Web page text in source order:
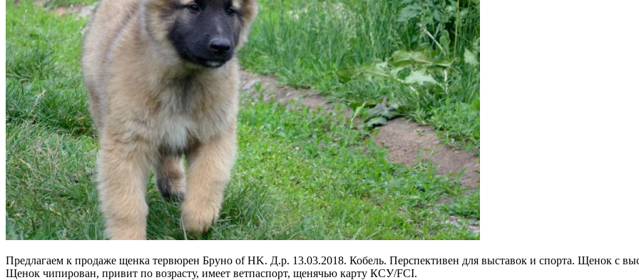
Предлагаем к продаже щенка тервюрен Бруно of HK. Д.р. 13.03.2018. Кобель. Перспективен для выставок и спорта. Щенок с
Щенок чипирован, привит по возрасту, имеет ветпаспорт, щенячью карту КСУ/FCI.